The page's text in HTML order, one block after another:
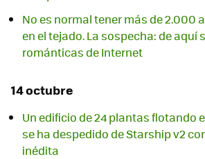
No es normal tener más de 2.000
en el tejado. La sospecha: de aquí
románticas de Internet
14 octubre
Un edificio de 24 plantas flotando
se ha despedido de Starship v2
inédita